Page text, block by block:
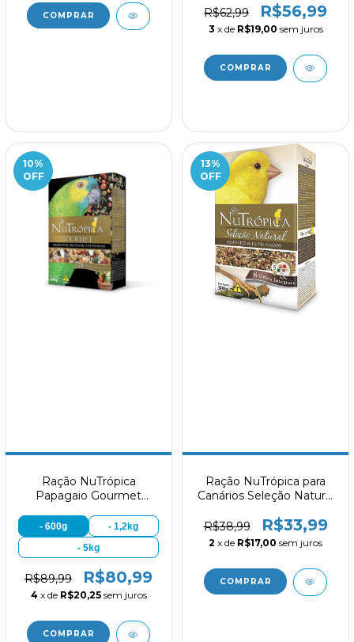
R$62,99 R$56,99
3 x de R$19,00 sem juros
10%
OFF
Ração NuTrópica
Papagaio Gourmet
Castanhas
- 600g
- 1,2kg
- 5kg
R$89,99 R$80,99
4 x de R$20,25 sem juros
13%
OFF
Ração NuTrópica para
Canários Seleção Natural
300g
R$38,99 R$33,99
2 x de R$17,00 sem juros